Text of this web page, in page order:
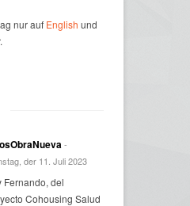
nur auf English und
-
der 11. Juli 2023
Fernando, del
Cohousing Salud